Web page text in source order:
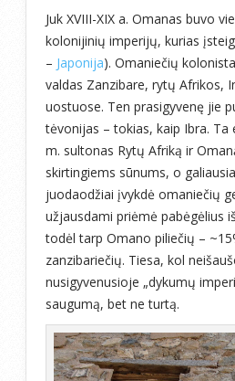
Juk XVIII-XIX a. Omanas buvo
kolonijinių imperijų, kurias
– Japonija). Omaniečių
valdas Zanzibare, rytų Afrikos,
uostuose. Ten prasigyvenę jie
tėvonijas – tokias, kaip Ibra. Ta
m. sultonas Rytų Afriką ir
skirtingiems sūnums, o
juodaodžiai įvykdė omaniečių
užjausdami priėmė pabėgėlius
todėl tarp Omano piliečių –
zanzibariečių. Tiesa, kol
nusigyvenusioje „dykumų
saugumą, bet ne turtą.